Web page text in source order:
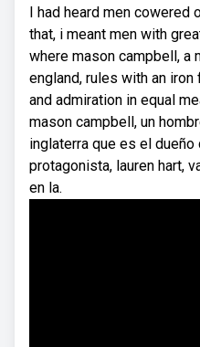
I had heard men cowered
that, i meant men with
where mason campbell, a
england, rules with an
and admiration in equal
mason campbell, un
inglaterra que es el dueño
protagonista, lauren hart,
en la.